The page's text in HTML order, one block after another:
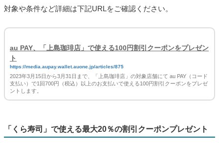
期間中、「上島珈琲店」の対象店舗にてau PAY（コード支払
ーポンをau PAY アプリにてプレゼントします。
対象や条件など詳細は下記URLをご確認ください。
au PAY、「上島珈琲店」で使える100円割引クーポンをプレゼン